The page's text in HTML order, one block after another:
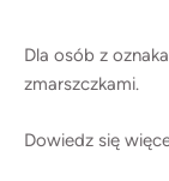
Dla osób z
zmarszczkami.
Dowiedz się